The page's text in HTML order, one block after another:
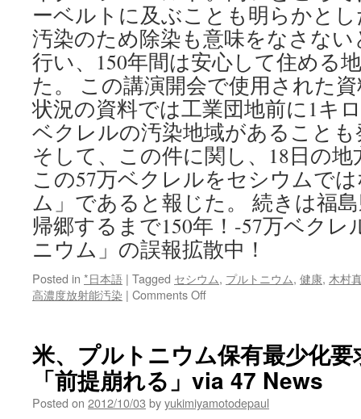
保
有
via
毎
日
jp
ーベルトに及ぶことも明らかと
汚染のため除染も意味をなさな
行い、150年間は安心して住める
た。 この講演開会で使用された
状況の資料では工業団地前に1キ
ベクレルの汚染地域があること
そして、この件に関し、18日の
この57万ベクレルをセシウムで
ム」であると報じた。 続きは福
帰郷するまで150年！-57万ベク
ニウム」の誤報拡散中！
Posted in *日本語 | Tagged セシウム, プルトニウム, 健康, 木村
高濃度放射能汚染 | Comments Offon
双
葉
町
は
米、プルトニウム保有最少化
「前提崩れる」via 47 News
Posted on 2012/10/03 byyukimiyamotodepaul